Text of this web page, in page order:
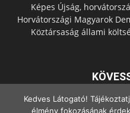
Képes Újság,
Horvátországi Magyarok
Köztársaság állami
Kedves Látogató!
élmény fokozásának